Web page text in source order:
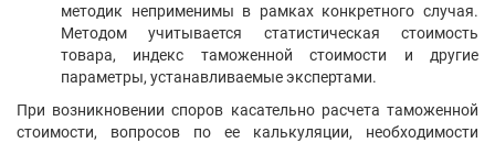
методик неприменимы в рамках конкретного случая.
Методом учитывается статистическая стоимость
товара, индекс таможенной стоимости и другие
параметры, устанавливаемые экспертами.
При возникновении споров касательно расчета таможенной
стоимости, вопросов по ее калькуляции, необходимости